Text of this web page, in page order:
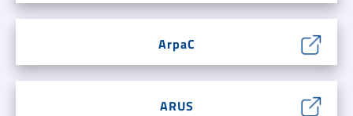
ArpaC
ARUS